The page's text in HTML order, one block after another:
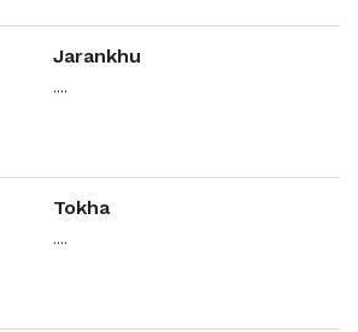
Jarankhu
....
Tokha
....